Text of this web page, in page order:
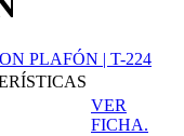
VER
FICHA.